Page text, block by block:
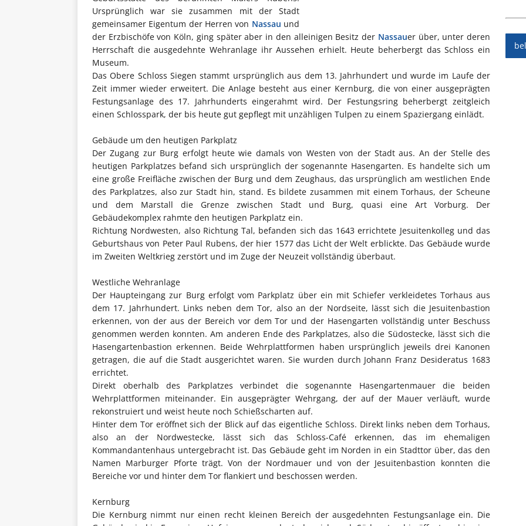
Ursprünglich war sie zusammen mit der Stadt
gemeinsamer Eigentum der Herren von Nassau und
der Erzbischöfe von Köln, ging später aber in den alleinigen Besitz der Nassauer über, unter deren
Herrschaft die ausgedehnte Wehranlage ihr Aussehen erhielt. Heute beherbergt das Schloss ein
Museum.
Das Obere Schloss Siegen stammt ursprünglich aus dem 13. Jahrhundert und wurde im Laufe der
Zeit immer wieder erweitert. Die Anlage besteht aus einer Kernburg, die von einer ausgeprägten
Festungsanlage des 17. Jahrhunderts eingerahmt wird. Der Festungsring beherbergt zeitgleich
einen Schlosspark, der bis heute gut gepflegt mit unzähligen Tulpen zu einem Spaziergang einlädt.
Gebäude um den heutigen Parkplatz
Der Zugang zur Burg erfolgt heute wie damals von Westen von der Stadt aus. An der Stelle des
heutigen Parkplatzes befand sich ursprünglich der sogenannte Hasengarten. Es handelte sich um
eine große Freifläche zwischen der Burg und dem Zeughaus, das ursprünglich am westlichen Ende
des Parkplatzes, also zur Stadt hin, stand. Es bildete zusammen mit einem Torhaus, der Scheune
und dem Marstall die Grenze zwischen Stadt und Burg, quasi eine Art Vorburg. Der
Gebäudekomplex rahmte den heutigen Parkplatz ein.
Richtung Nordwesten, also Richtung Tal, befanden sich das 1643 errichtete Jesuitenkolleg und das
Geburtshaus von Peter Paul Rubens, der hier 1577 das Licht der Welt erblickte. Das Gebäude wurde
im Zweiten Weltkrieg zerstört und im Zuge der Neuzeit vollständig überbaut.
Westliche Wehranlage
Der Haupteingang zur Burg erfolgt vom Parkplatz über ein mit Schiefer verkleidetes Torhaus aus
dem 17. Jahrhundert. Links neben dem Tor, also an der Nordseite, lässt sich die Jesuitenbastion
erkennen, von der aus der Bereich vor dem Tor und der Hasengarten vollständig unter Beschuss
genommen werden konnten. Am anderen Ende des Parkplatzes, also die Südostecke, lässt sich die
Hasengartenbastion erkennen. Beide Wehrplattformen haben ursprünglich jeweils drei Kanonen
getragen, die auf die Stadt ausgerichtet waren. Sie wurden durch Johann Franz Desideratus 1683
errichtet.
Direkt oberhalb des Parkplatzes verbindet die sogenannte Hasengartenmauer die beiden
Wehrplattformen miteinander. Ein ausgeprägter Wehrgang, der auf der Mauer verläuft, wurde
rekonstruiert und weist heute noch Schießscharten auf.
Hinter dem Tor eröffnet sich der Blick auf das eigentliche Schloss. Direkt links neben dem Torhaus,
also an der Nordwestecke, lässt sich das Schloss-Café erkennen, das im ehemaligen
Kommandantenhaus untergebracht ist. Das Gebäude geht im Norden in ein Stadttor über, das den
Namen Marburger Pforte trägt. Von der Nordmauer und von der Jesuitenbastion konnten die
Bereiche vor und hinter dem Tor flankiert und beschossen werden.
Kernburg
Die Kernburg nimmt nur einen recht kleinen Bereich der ausgedehnten Festungsanlage ein. Die